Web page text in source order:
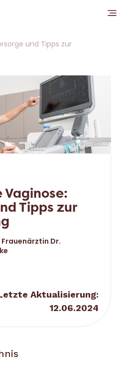
und Tipps zur
Tipps zur
Dr.
Aktualisierung:
12.06.2024